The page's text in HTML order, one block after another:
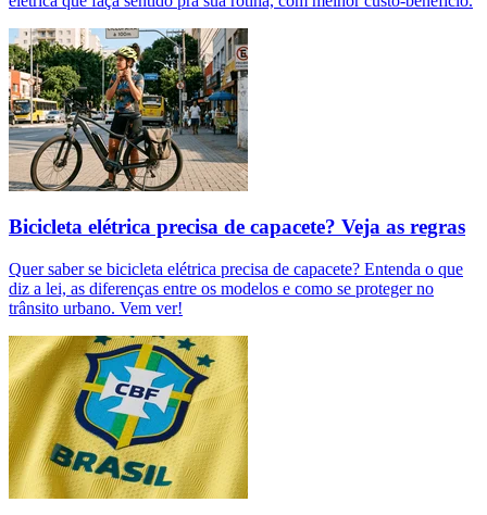
Bicicleta elétrica precisa de capacete? Veja as regras
Quer saber se bicicleta elétrica precisa de capacete? Entenda o que
diz a lei, as diferenças entre os modelos e como se proteger no
trânsito urbano. Vem ver!